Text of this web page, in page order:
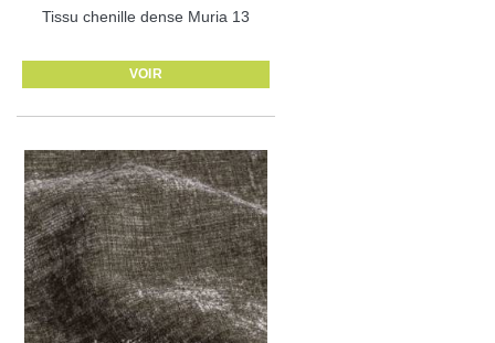
Tissu chenille dense Muria 13
VOIR